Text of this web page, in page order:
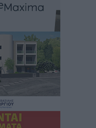
στις
Δανό περιπατητή
Εξετάζεται αν είναι
μετά την παράσυρσή